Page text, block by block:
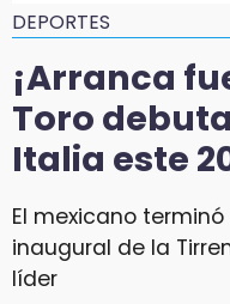
DEPORTES
¡Arranca
Toro
Italia este
El mexicano
inaugural de la
líder